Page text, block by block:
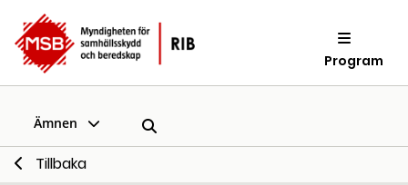
Program
Ämnen
Tillbaka